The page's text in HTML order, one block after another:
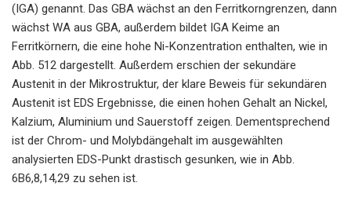
(IGA) genannt. Das GBA wächst an den Ferritkorngrenzen, dann
wächst WA aus GBA, außerdem bildet IGA Keime an
Ferritkörnern, die eine hohe Ni-Konzentration enthalten, wie in
Abb. 512 dargestellt. Außerdem erschien der sekundäre
Austenit in der Mikrostruktur, der klare Beweis für sekundären
Austenit ist EDS Ergebnisse, die einen hohen Gehalt an Nickel,
Kalzium, Aluminium und Sauerstoff zeigen. Dementsprechend
ist der Chrom- und Molybdängehalt im ausgewählten
analysierten EDS-Punkt drastisch gesunken, wie in Abb.
6B6,8,14,29 zu sehen ist.